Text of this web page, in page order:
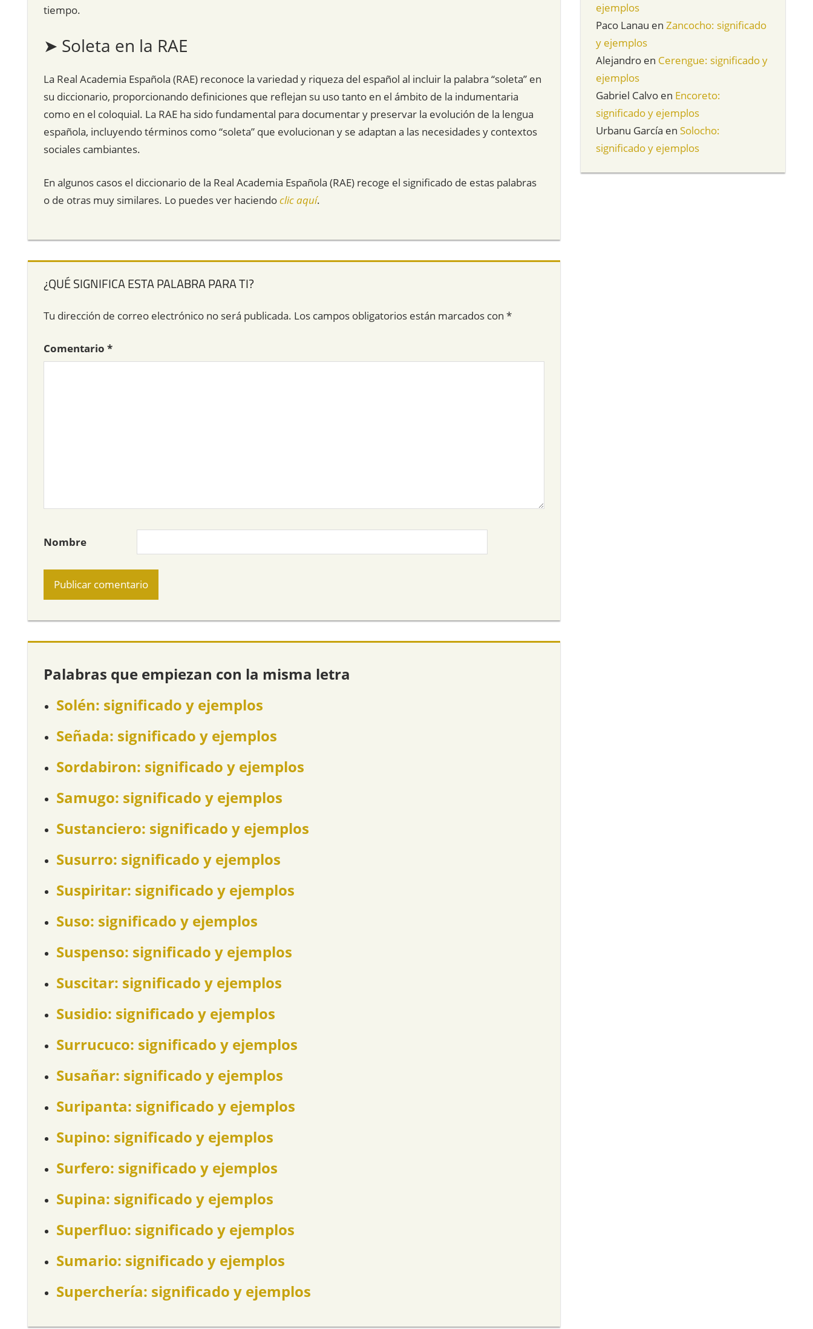
tiempo.
➤ Soleta en la RAE
La Real Academia Española (RAE) reconoce la variedad y riqueza del español al incluir la palabra “soleta” en
su diccionario, proporcionando definiciones que reflejan su uso tanto en el ámbito de la indumentaria
como en el coloquial. La RAE ha sido fundamental para documentar y preservar la evolución de la lengua
española, incluyendo términos como “soleta” que evolucionan y se adaptan a las necesidades y contextos
sociales cambiantes.
En algunos casos el diccionario de la Real Academia Española (RAE) recoge el significado de estas palabras
o de otras muy similares. Lo puedes ver haciendoclic aquí.
¿QUÉ SIGNIFICA ESTA PALABRA PARA TI?
Tu dirección de correo electrónico no será publicada. Los campos obligatorios están marcados con *
Comentario *
Nombre
Palabras que empiezan con la misma letra
Solén: significado y ejemplos
Señada: significado y ejemplos
Sordabiron: significado y ejemplos
Samugo: significado y ejemplos
Sustanciero: significado y ejemplos
Susurro: significado y ejemplos
Suspiritar: significado y ejemplos
Suso: significado y ejemplos
Suspenso: significado y ejemplos
Suscitar: significado y ejemplos
Susidio: significado y ejemplos
Surrucuco: significado y ejemplos
Susañar: significado y ejemplos
Suripanta: significado y ejemplos
Supino: significado y ejemplos
Surfero: significado y ejemplos
Supina: significado y ejemplos
Superfluo: significado y ejemplos
Sumario: significado y ejemplos
Superchería: significado y ejemplos
ejemplos
Paco Lanau enZancocho: significado
y ejemplos
Alejandro en Cerengue: significado y
ejemplos
Gabriel Calvo en Encoreto:
significado y ejemplos
Urbanu García enSolocho:
significado y ejemplos